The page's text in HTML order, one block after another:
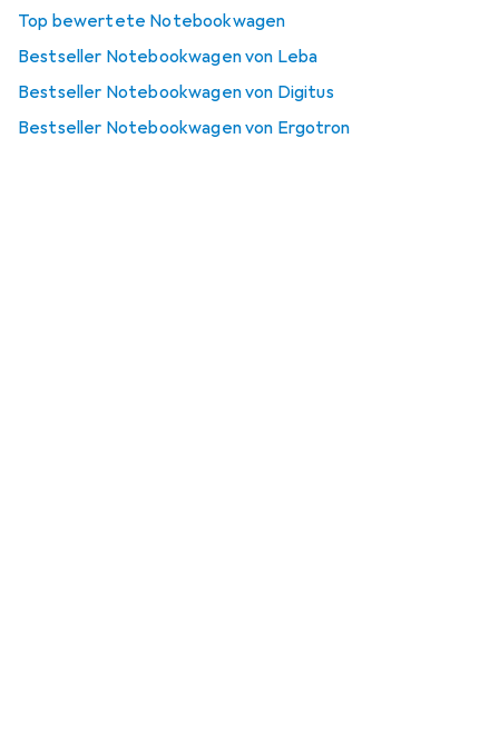
Top bewertete Notebookwagen
Bestseller Notebookwagen von Leba
Bestseller Notebookwagen von Digitus
Bestseller Notebookwagen von Ergotron